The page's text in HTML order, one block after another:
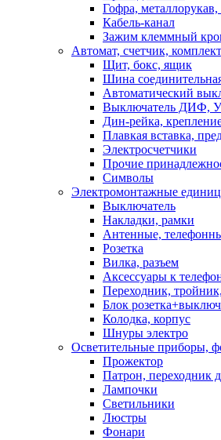
Гофра,
Кабель-канал
Зажим клеммный
Автомат, счетчик,
Щит, бокс, ящик
Шина
Автоматический
Выключатель ДИФ,
Дин-рейка,
Плавкая вставка,
Электросчетчики
Прочие
Символы
Электромонтажные
Выключатель
Накладки, рамки
Антенные,
Розетка
Вилка, разъем
Аксессуары к
Переходник,
Блок
Колодка, корпус
Шнуры электро
Осветительные приборы,
Прожектор
Патрон, переходник
Лампочки
Светильники
Люстры
Фонари